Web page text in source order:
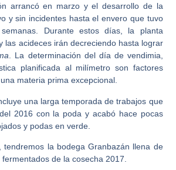
arrancó en marzo y el desarrollo de la
y sin incidentes hasta el envero que tuvo
Durante estos días, la planta
las acideces irán decreciendo hasta lograr
. La determinación del día de vendimia,
planificada al milímetro son factores
materia prima excepcional.
una larga temporada de trabajos que
2016 con la poda y acabó hace pocas
y podas en verde.
tendremos la bodega Granbazán llena de
de la cosecha 2017.